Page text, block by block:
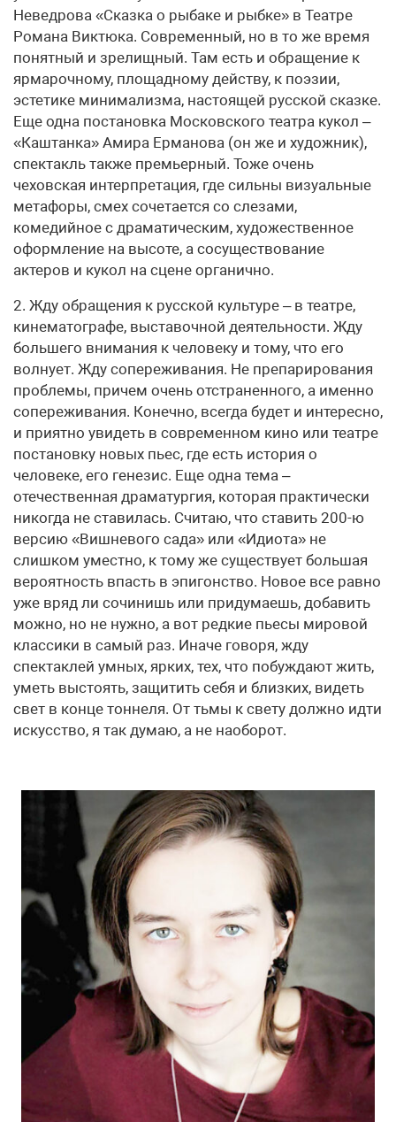
Неведрова «Сказка о рыбаке и рыбке» в Театре
Романа Виктюка. Современный, но в то же время
понятный и зрелищный. Там есть и обращение к
ярмарочному, площадному действу, к поэзии,
эстетике минимализма, настоящей русской сказке.
Еще одна постановка Московского театра кукол –
«Каштанка» Амира Ерманова (он же и художник),
спектакль также премьерный. Тоже очень
чеховская интерпретация, где сильны визуальные
метафоры, смех сочетается со слезами,
комедийное с драматическим, художественное
оформление на высоте, а сосуществование
актеров и кукол на сцене органично.
2. Жду обращения к русской культуре – в театре,
кинематографе, выставочной деятельности. Жду
большего внимания к человеку и тому, что его
волнует. Жду сопереживания. Не препарирования
проблемы, причем очень отстраненного, а именно
сопереживания. Конечно, всегда будет и интересно,
и приятно увидеть в современном кино или театре
постановку новых пьес, где есть история о
человеке, его генезис. Еще одна тема –
отечественная драматургия, которая практически
никогда не ставилась. Считаю, что ставить 200-ю
версию «Вишневого сада» или «Идиота» не
слишком уместно, к тому же существует большая
вероятность впасть в эпигонство. Новое все равно
уже вряд ли сочинишь или придумаешь, добавить
можно, но не нужно, а вот редкие пьесы мировой
классики в самый раз. Иначе говоря, жду
спектаклей умных, ярких, тех, что побуждают жить,
уметь выстоять, защитить себя и близких, видеть
свет в конце тоннеля. От тьмы к свету должно идти
искусство, я так думаю, а не наоборот.